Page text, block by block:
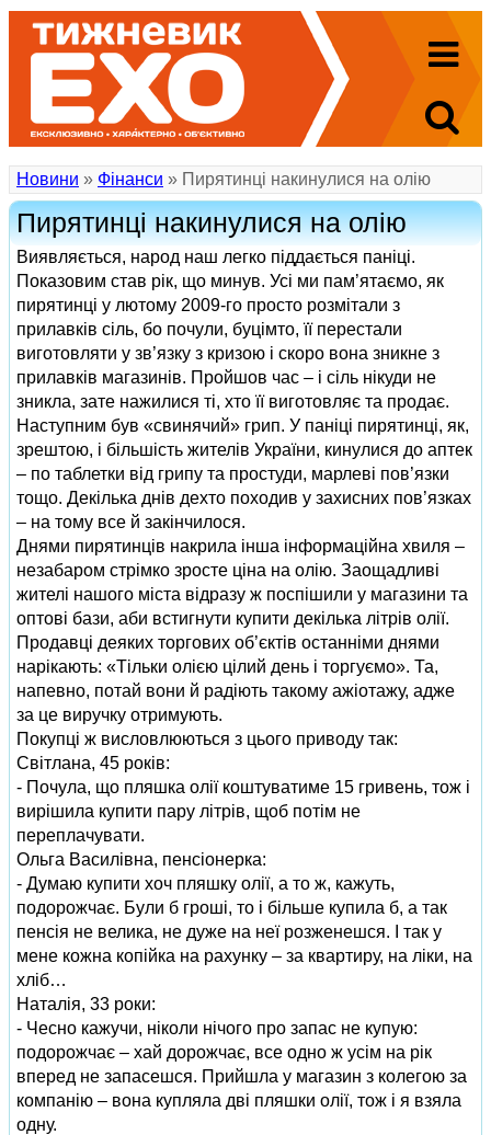
Новини » Фінанси » Пирятинці накинулися на олію
Пирятинці накинулися на олію
Виявляється, народ наш легко піддається паніці.
Показовим став рік, що минув. Усі ми пам’ятаємо, як
пирятинці у лютому 2009-го просто розмітали з
прилавків сіль, бо почули, буцімто, її перестали
виготовляти у зв’язку з кризою і скоро вона зникне з
прилавків магазинів. Пройшов час – і сіль нікуди не
зникла, зате нажилися ті, хто її виготовляє та продає.
Наступним був «свинячий» грип. У паніці пирятинці, як,
зрештою, і більшість жителів України, кинулися до аптек
– по таблетки від грипу та простуди, марлеві пов’язки
тощо. Декілька днів дехто походив у захисних пов’язках
– на тому все й закінчилося.
Днями пирятинців накрила інша інформаційна хвиля –
незабаром стрімко зросте ціна на олію. Заощадливі
жителі нашого міста відразу ж поспішили у магазини та
оптові бази, аби встигнути купити декілька літрів олії.
Продавці деяких торгових об’єктів останніми днями
нарікають: «Тільки олією цілий день і торгуємо». Та,
напевно, потай вони й радіють такому ажіотажу, адже
за це виручку отримують.
Покупці ж висловлюються з цього приводу так:
Світлана, 45 років:
- Почула, що пляшка олії коштуватиме 15 гривень, тож і
вирішила купити пару літрів, щоб потім не
переплачувати.
Ольга Василівна, пенсіонерка:
- Думаю купити хоч пляшку олії, а то ж, кажуть,
подорожчає. Були б гроші, то і більше купила б, а так
пенсія не велика, не дуже на неї розженешся. І так у
мене кожна копійка на рахунку – за квартиру, на ліки, на
хліб…
Наталія, 33 роки:
- Чесно кажучи, ніколи нічого про запас не купую:
подорожчає – хай дорожчає, все одно ж усім на рік
вперед не запасешся. Прийшла у магазин з колегою за
компанію – вона купляла дві пляшки олії, тож і я взяла
одну.